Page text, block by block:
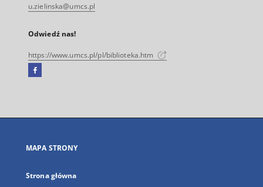
u.zielinska@umcs.pl
Odwiedź nas!
https://www.umcs.pl/pl/biblioteka.htm
Facebook
się
karcie
MAPA STRONY
Strona główna